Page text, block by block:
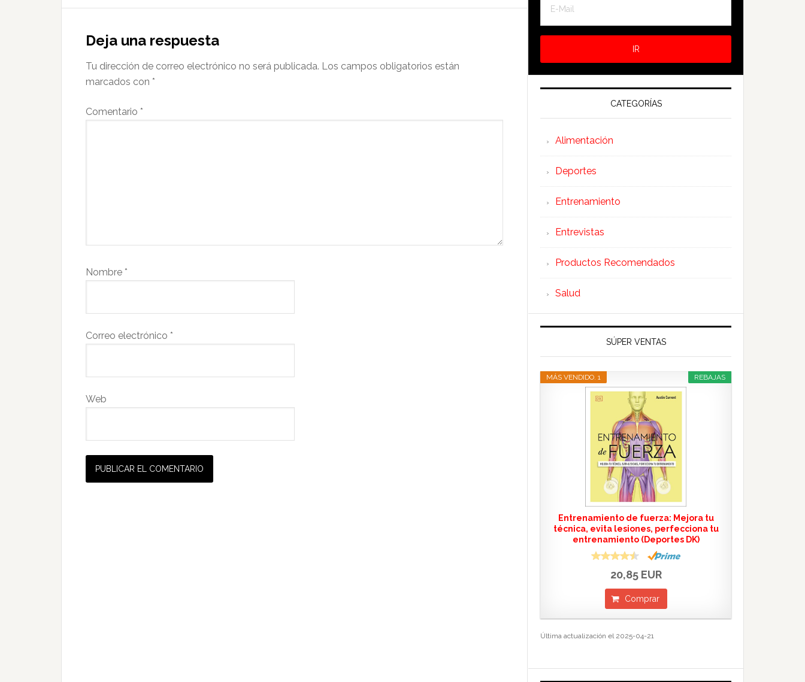
con
lectores
Deja una respuesta
Tu dirección de correo electrónico no será publicada. Los campos obligatorios están
marcados con *
Comentario *
Nombre *
Correo electrónico *
Web
CATEGORÍAS
Alimentación
Deportes
Entrenamiento
Entrevistas
Productos Recomendados
Salud
SÚPER VENTAS
REBAJAS
MÁS VENDIDO. 1
Entrenamiento de fuerza: Mejora tu
técnica, evita lesiones, perfecciona tu
entrenamiento (Deportes DK)
20,85 EUR
Comprar
Última actualización el 2025-04-21